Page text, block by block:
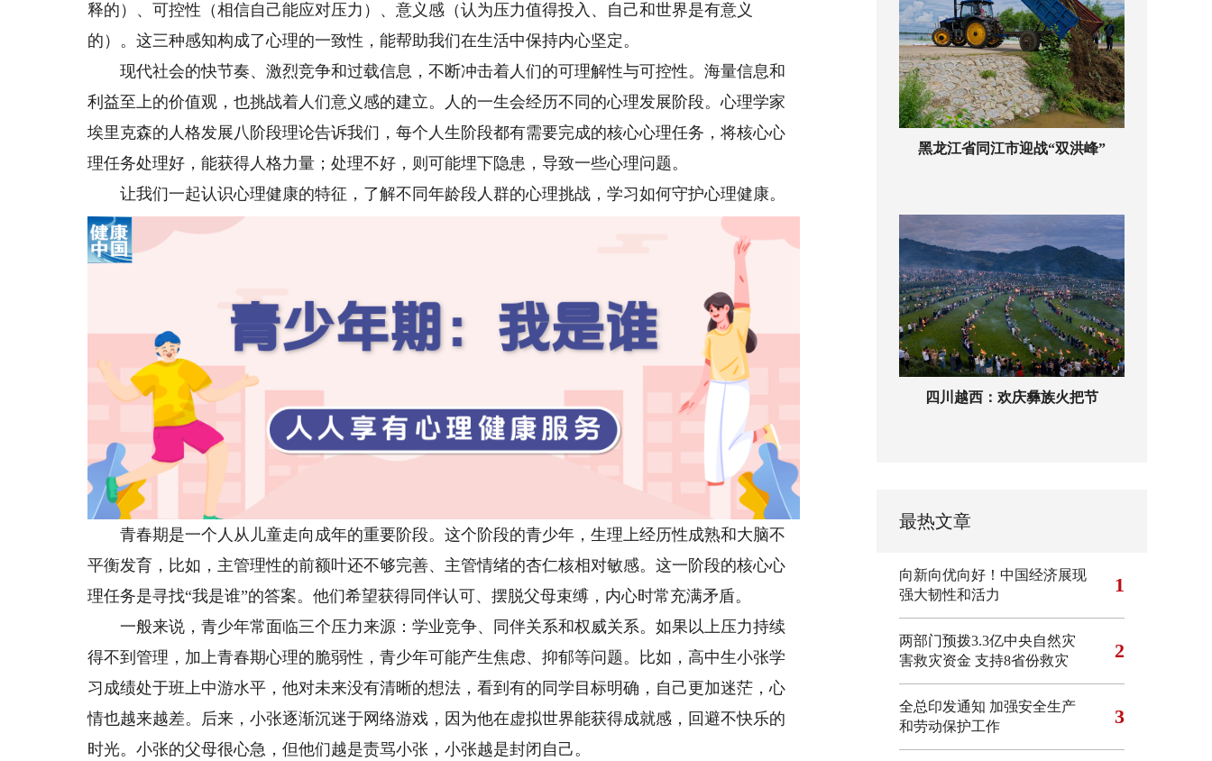
释的）、可控性（相信自己能应对压力）、意义感（认为压力值得投入、自己和世界是有意义
的）。这三种感知构成了心理的一致性，能帮助我们在生活中保持内心坚定。
现代社会的快节奏、激烈竞争和过载信息，不断冲击着人们的可理解性与可控性。海量信息和
利益至上的价值观，也挑战着人们意义感的建立。人的一生会经历不同的心理发展阶段。心理学家
埃里克森的人格发展八阶段理论告诉我们，每个人生阶段都有需要完成的核心心理任务，将核心心
理任务处理好，能获得人格力量；处理不好，则可能埋下隐患，导致一些心理问题。
让我们一起认识心理健康的特征，了解不同年龄段人群的心理挑战，学习如何守护心理健康。
青春期是一个人从儿童走向成年的重要阶段。这个阶段的青少年，生理上经历性成熟和大脑不
平衡发育，比如，主管理性的前额叶还不够完善、主管情绪的杏仁核相对敏感。这一阶段的核心心
理任务是寻找“我是谁”的答案。他们希望获得同伴认可、摆脱父母束缚，内心时常充满矛盾。
一般来说，青少年常面临三个压力来源：学业竞争、同伴关系和权威关系。如果以上压力持续
得不到管理，加上青春期心理的脆弱性，青少年可能产生焦虑、抑郁等问题。比如，高中生小张学
习成绩处于班上中游水平，他对未来没有清晰的想法，看到有的同学目标明确，自己更加迷茫，心
情也越来越差。后来，小张逐渐沉迷于网络游戏，因为他在虚拟世界能获得成就感，回避不快乐的
时光。小张的父母很心急，但他们越是责骂小张，小张越是封闭自己。
黑龙江省同江市迎战“双洪峰”
四川越西：欢庆彝族火把节
最热文章
向新向优向好！中国经济展现
强大韧性和活力
1
两部门预拨3.3亿中央自然灾
害救灾资金 支持8省份救灾
2
全总印发通知 加强安全生产
和劳动保护工作
3